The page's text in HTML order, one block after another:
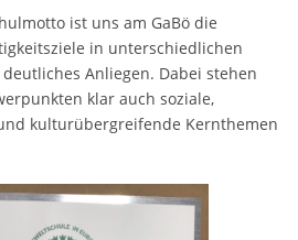
ist uns am GaBö die
in unterschiedlichen
Anliegen. Dabei stehen
klar auch soziale,
kulturübergreifende Kernthemen